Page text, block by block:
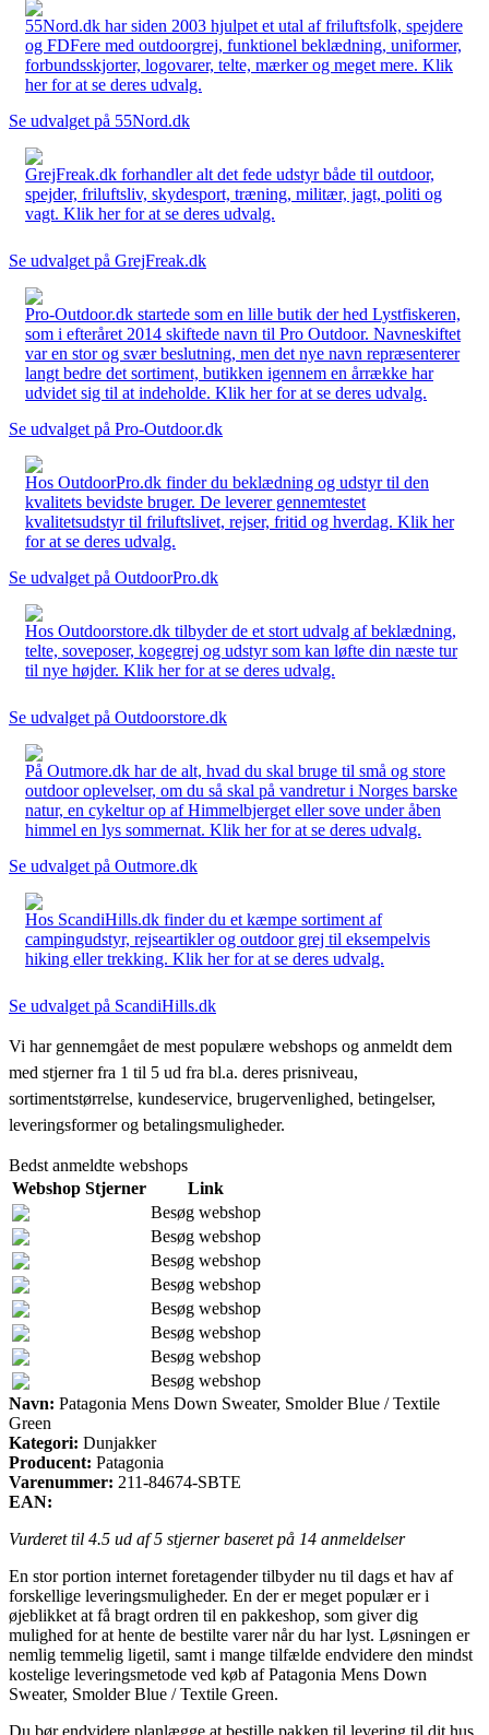
55Nord.dk har siden 2003 hjulpet et utal af friluftsfolk, spejdere
og FDFere med outdoorgrej, funktionel beklædning, uniformer,
forbundsskjorter, logovarer, telte, mærker og meget mere. Klik
her for at se deres udvalg.
Se udvalget på 55Nord.dk
GrejFreak.dk forhandler alt det fede udstyr både til outdoor,
spejder, friluftsliv, skydesport, træning, militær, jagt, politi og
vagt. Klik her for at se deres udvalg.
Se udvalget på GrejFreak.dk
Pro-Outdoor.dk startede som en lille butik der hed Lystfiskeren,
som i efteråret 2014 skiftede navn til Pro Outdoor. Navneskiftet
var en stor og svær beslutning, men det nye navn repræsenterer
langt bedre det sortiment, butikken igennem en årrække har
udvidet sig til at indeholde. Klik her for at se deres udvalg.
Se udvalget på Pro-Outdoor.dk
Hos OutdoorPro.dk finder du beklædning og udstyr til den
kvalitets bevidste bruger. De leverer gennemtestet
kvalitetsudstyr til friluftslivet, rejser, fritid og hverdag. Klik her
for at se deres udvalg.
Se udvalget på OutdoorPro.dk
Hos Outdoorstore.dk tilbyder de et stort udvalg af beklædning,
telte, soveposer, kogegrej og udstyr som kan løfte din næste tur
til nye højder. Klik her for at se deres udvalg.
Se udvalget på Outdoorstore.dk
På Outmore.dk har de alt, hvad du skal bruge til små og store
outdoor oplevelser, om du så skal på vandretur i Norges barske
natur, en cykeltur op af Himmelbjerget eller sove under åben
himmel en lys sommernat. Klik her for at se deres udvalg.
Se udvalget på Outmore.dk
Hos ScandiHills.dk finder du et kæmpe sortiment af
campingudstyr, rejseartikler og outdoor grej til eksempelvis
hiking eller trekking. Klik her for at se deres udvalg.
Se udvalget på ScandiHills.dk
Vi har gennemgået de mest populære webshops og anmeldt dem
med stjerner fra 1 til 5 ud fra bl.a. deres prisniveau,
sortimentstørrelse, kundeservice, brugervenlighed, betingelser,
leveringsformer og betalingsmuligheder.
Bedst anmeldte webshops
Webshop Stjerner
Link
Besøg webshop
Besøg webshop
Besøg webshop
Besøg webshop
Besøg webshop
Besøg webshop
Besøg webshop
Besøg webshop
Navn: Patagonia Mens Down Sweater, Smolder Blue / Textile
Green
Kategori: Dunjakker
Producent: Patagonia
Varenummer: 211-84674-SBTE
EAN:
Vurderet til 4.5 ud af 5 stjerner baseret på 14 anmeldelser
En stor portion internet foretagender tilbyder nu til dags et hav af
forskellige leveringsmuligheder. En der er meget populær er i
øjeblikket at få bragt ordren til en pakkeshop, som giver dig
mulighed for at hente de bestilte varer når du har lyst. Løsningen er
nemlig temmelig ligetil, samt i mange tilfælde endvidere den mindst
kostelige leveringsmetode ved køb af Patagonia Mens Down
Sweater, Smolder Blue / Textile Green.
Du bør endvidere planlægge at bestille pakken til levering til dit hus